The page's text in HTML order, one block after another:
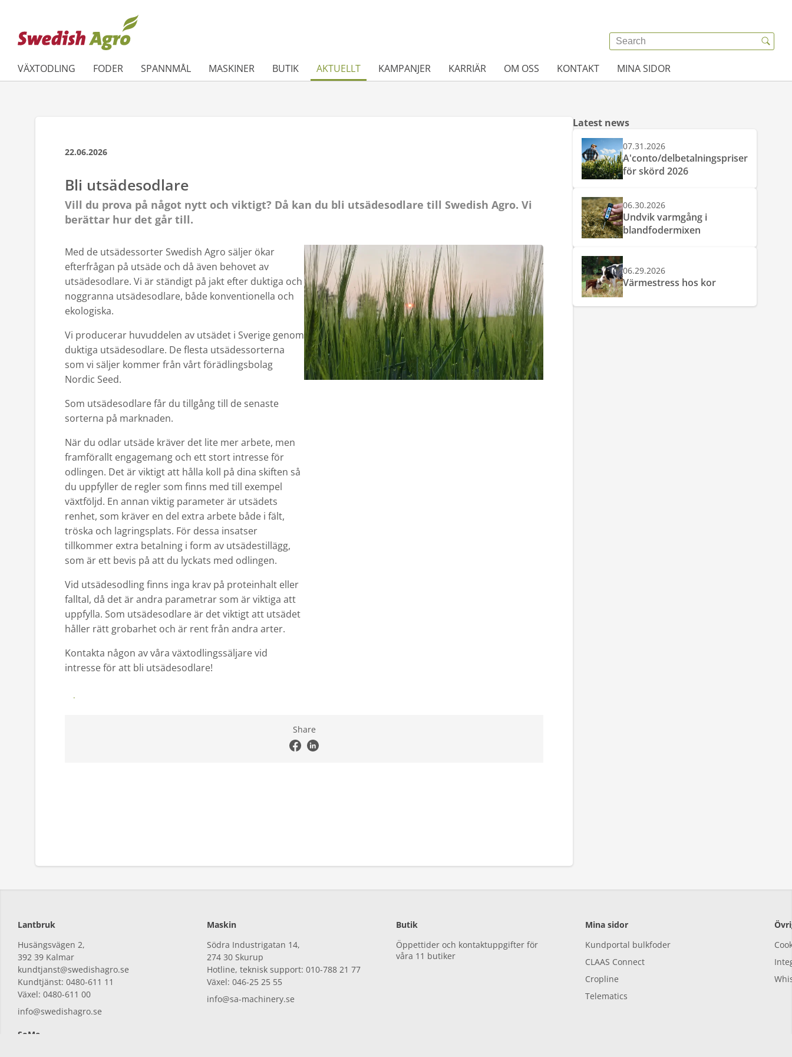
VÄXTODLING FODER SPANNMÅL MASKINER BUTIK AKTUELLT KAMPANJER KARRIÄR OM OSS KONTAKT MINA SIDOR
22.06.2026
Bli utsädesodlare
Vill du prova på något nytt och viktigt? Då kan du bli utsädesodlare till Swedish Agro. Vi
berättar hur det går till.
Med de utsädessorter Swedish Agro säljer ökar
efterfrågan på utsäde och då även behovet av
utsädesodlare. Vi är ständigt på jakt efter duktiga och
noggranna utsädesodlare, både konventionella och
ekologiska.
Vi producerar huvuddelen av utsädet i Sverige genom
duktiga utsädesodlare. De flesta utsädessorterna
som vi säljer kommer från vårt förädlingsbolag
Nordic Seed.
Som utsädesodlare får du tillgång till de senaste
sorterna på marknaden.
När du odlar utsäde kräver det lite mer arbete, men
framförallt engagemang och ett stort intresse för
odlingen. Det är viktigt att hålla koll på dina skiften så
du uppfyller de regler som finns med till exempel
växtföljd. En annan viktig parameter är utsädets
renhet, som kräver en del extra arbete både i fält,
tröska och lagringsplats. För dessa insatser
tillkommer extra betalning i form av utsädestillägg,
som är ett bevis på att du lyckats med odlingen.
Vid utsädesodling finns inga krav på proteinhalt eller
falltal, då det är andra parametrar som är viktiga att
uppfylla. Som utsädesodlare är det viktigt att utsädet
håller rätt grobarhet och är rent från andra arter.
Kontakta någon av våra växtodlingssäljare vid
intresse för att bli utsädesodlare!
Kontakta våra växtodlingssäljare
Share
Latest news
07.31.2026
A'conto/delbetalningspriser
för skörd 2026
06.30.2026
Undvik varmgång i
blandfodermixen
06.29.2026
Värmestress hos kor
Lantbruk
Husängsvägen 2,
392 39 Kalmar
kundtjanst@swedishagro.se
Kundtjänst: 0480-611 11
Växel: 0480-611 00
info@swedishagro.se
Maskin
Södra Industrigatan 14,
274 30 Skurup
Hotline, teknisk support: 010-788 21 77
Växel: 046-25 25 55
info@sa-machinery.se
Butik
Öppettider och kontaktuppgifter för
våra 11 butiker
Mina sidor
Kundportal bulkfoder
CLAAS Connect
Cropline
Telematics
SoMe